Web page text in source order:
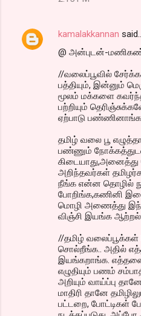
kamalakkannan
@ அன்புடன்-
//வலைப்பூவில்
பத்தியும், இன்னும்
மூலம் மக்களை
பற்றியும்
ஏற்பாடு
தமிழ் வலை பூ
பண்ணும்
கிடையாது,அனைத்து
அறிந்தவர்கள்
நீங்க என்ன தொழில்
போறிங்க,கணினி
மொழி அணைத்து
விஞ்சி இயங்க ஆற்றல்
//தமிழ் வலைப்பூக்கள்
சொல்றீங்க.. அதில்
இயங்கறாங்க. எத்தனை
எழுதியும் பணம்
அறியும் வாய்ப்பு
மாதிரி தானே
பட்டறை, போட்டிகள்